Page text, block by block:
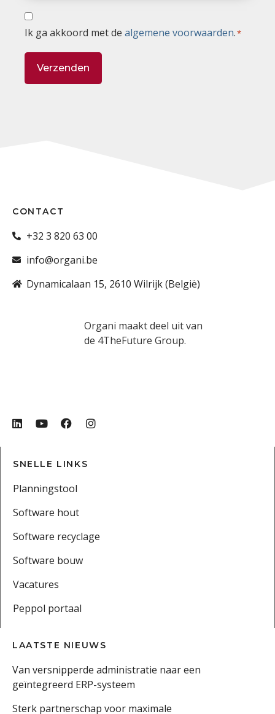
Toestemming
*
Ik ga akkoord met de algemene voorwaarden.*
CONTACT
+32 3 820 63 00
info@organi.be
Dynamicalaan 15, 2610 Wilrijk (België)
Organi maakt deel uit van
de 4TheFuture Group.
SNELLE LINKS
Planningstool
Software hout
Software recyclage
Software bouw
Vacatures
Peppol portaal
LAATSTE NIEUWS
Van versnipperde administratie naar een
geïntegreerd ERP-systeem
Sterk partnerschap voor maximale